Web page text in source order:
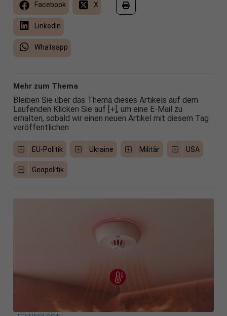
Facebook X
LinkedIn
Whatsapp
Mehr zum Thema
Bleiben Sie über das Thema dieses Artikels auf dem
Laufenden Klicken Sie auf [+], um eine E-Mail zu
erhalten, sobald wir einen neuen Artikel mit diesem Tag
veröffentlichen
EU-Politik Ukraine Militär USA
Geopolitik